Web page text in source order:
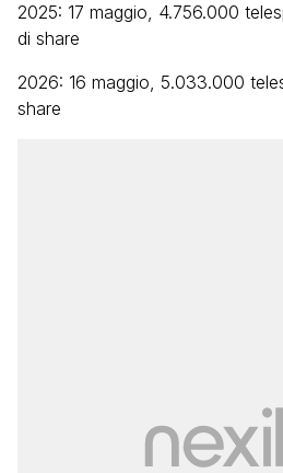
2025: 17 maggio, 4.756.000
di share
2026: 16 maggio, 5.033.000
share